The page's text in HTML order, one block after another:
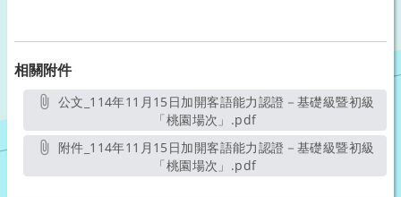
相關附件
「桃園場次」.pdf另開新視窗
「桃園場次」.pdf另開新視窗